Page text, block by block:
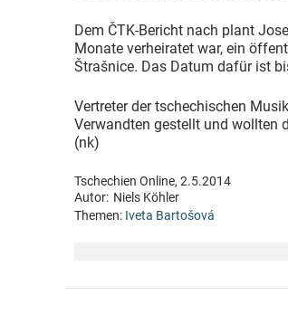
Dem ČTK-Bericht nach plant
Monate verheiratet war, ein
Štrašnice. Das Datum dafür ist
Vertreter der tschechischen
Verwandten gestellt und wollten
(nk)
Tschechien Online, 2.5.2014
Autor: Niels Köhler
Themen: Iveta Bartošová